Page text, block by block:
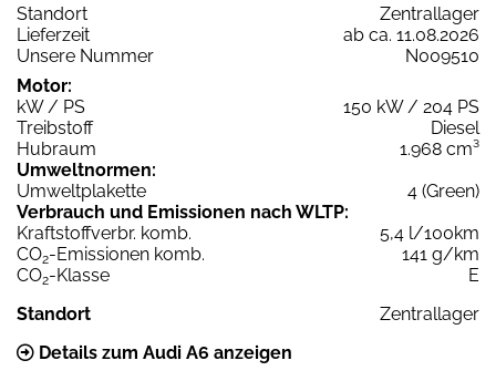
Standort
Zentrallager
Lieferzeit
ab ca. 11.08.2026
Unsere Nummer
N009510
Motor:
kW / PS
150 kW / 204 PS
Treibstoff
Diesel
Hubraum
1.968 cm³
Umweltnormen:
Umweltplakette
4 (Green)
Verbrauch und Emissionen nach WLTP:
Kraftstoffverbr. komb.
5,4 l/100km
CO2-Emissionen komb.
141 g/km
CO2-Klasse
E
Standort
Zentrallager
Details zum Audi A6 anzeigen